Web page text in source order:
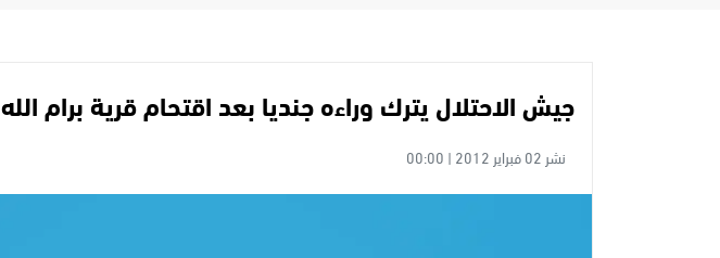
جيش الاحتلال يترك وراءه جنديا بعد اقتحام قرية برام الله
نشر 02 فبراير 2012 | 00:00